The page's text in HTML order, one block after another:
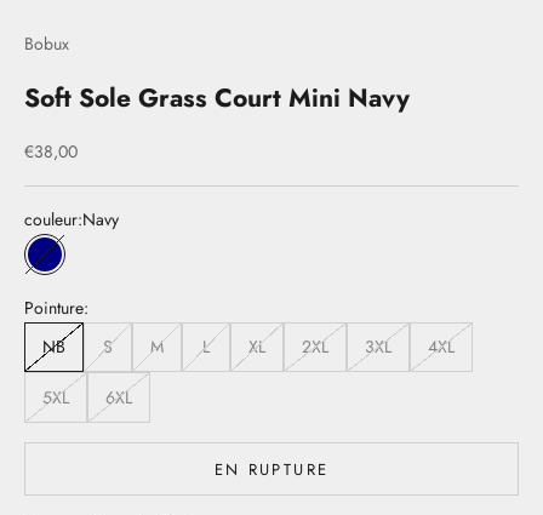
Bobux
Soft Sole Grass Court Mini Navy
Prix de vente
€38,00
couleur:Navy
Navy
Pointure:
NB
S M L XL 2XL 3XL 4XL
5XL 6XL
EN RUPTURE